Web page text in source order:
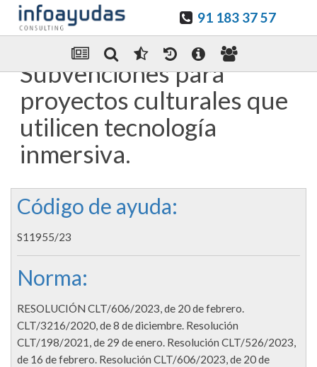
91 183 37 57
Enviar Por email
Subvenciones para
proyectos culturales que
utilicen tecnología
inmersiva.
Código de ayuda:
S11955/23
Norma:
RESOLUCIÓN CLT/606/2023, de 20 de febrero.
CLT/3216/2020, de 8 de diciembre. Resolución
CLT/198/2021, de 29 de enero. Resolución CLT/526/2023,
de 16 de febrero. Resolución CLT/606/2023, de 20 de